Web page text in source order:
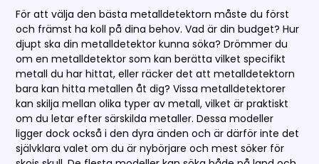
För att välja den bästa metalldetektorn måste du först
och främst ha koll på dina behov. Vad är din budget? Hur
djupt ska din metalldetektor kunna söka? Drömmer du
om en metalldetektor som kan berätta vilket specifikt
metall du har hittat, eller räcker det att metalldetektorn
bara kan hitta metallen åt dig? Vissa metalldetektorer
kan skilja mellan olika typer av metall, vilket är praktiskt
om du letar efter särskilda metaller. Dessa modeller
ligger dock också i den dyra änden och är därför inte det
självklara valet om du är nybörjare och mest söker för